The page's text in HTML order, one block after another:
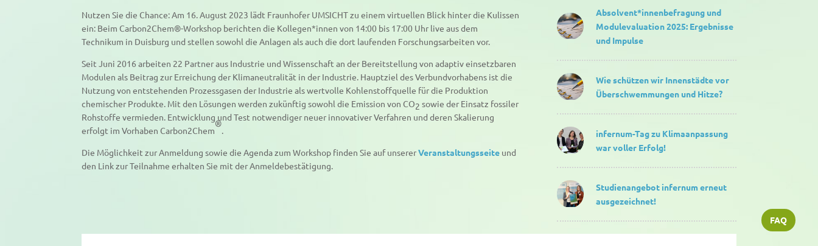
FAQ
Nutzen Sie die Chance: Am 16. August 2023 lädt Fraunhofer UMSICHT zu einem virtuellen Blick hinter die Kulissen
ein: Beim Carbon2Chem®-Workshop berichten die Kollegen*innen von 14:00 bis 17:00 Uhr live aus dem
Technikum in Duisburg und stellen sowohl die Anlagen als auch die dort laufenden Forschungsarbeiten vor.
Seit Juni 2016 arbeiten 22 Partner aus Industrie und Wissenschaft an der Bereitstellung von adaptiv einsetzbaren
Modulen als Beitrag zur Erreichung der Klimaneutralität in der Industrie. Hauptziel des Verbundvorhabens ist die
Nutzung von entstehenden Prozessgasen der Industrie als wertvolle Kohlenstoffquelle für die Produktion
chemischer Produkte. Mit den Lösungen werden zukünftig sowohl die Emission von CO2 sowie der Einsatz fossiler
Rohstoffe vermieden. Entwicklung und Test notwendiger neuer innovativer Verfahren und deren Skalierung
erfolgt im Vorhaben Carbon2Chem
®
Die Möglichkeit zur Anmeldung sowie die Agenda zum Workshop finden Sie auf unsererVeranstaltungsseite und
den Link zur Teilnahme erhalten Sie mit der Anmeldebestätigung.
Absolvent*innenbefragung und
Modulevaluation 2025: Ergebnisse
und Impulse
Wie schützen wir Innenstädte vor
Überschwemmungen und Hitze?
infernum-Tag zu Klimaanpassung
war voller Erfolg!
Studienangebot infernum erneut
ausgezeichnet!